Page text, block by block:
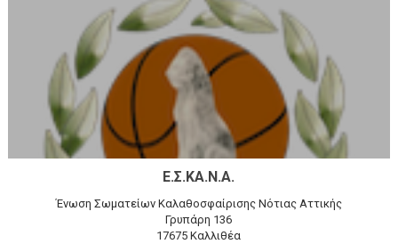
Ε.Σ.ΚΑ.Ν.Α.
Ένωση Σωματείων Καλαθοσφαίρισης Νότιας Αττικής
Γρυπάρη 136
17675 Καλλιθέα